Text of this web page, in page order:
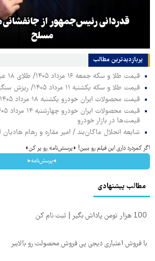
قدردانی رئیس‌جمهور از
مسلح
پربازدیدترین‌ مطالب
قیمت طلا و سکه جمعه ۱۶ مرداد ۱۴۰۵/ طلای ۱۸ عیار امروز چند؟
قیمت طلا و سکه یکشنبه ۱۱ مرداد ۱۴۰۵/ ریزش سنگین سکه امامی
قیمت محصولات ایران خودرو یکشنبه ۱۸ مرداد ۱۴۰۵/ کاهش قیمت ۲۰۷
قیمت‌ها در بازار خودرو
شایعه انحلال ماکان‌بند / امیر مقاره و رهام
اگر کمردرد داری این فیلم رو ببین! ◗پرسش‌نامه رو پر کن◖
◂پرسش‌نامه▸
مطالب پیشنهادی
100 هزار تومن پاداش بگیر | ثبت نام کن
با فروش اعتباری دیجی پی فروش محصولت رو بالاببر